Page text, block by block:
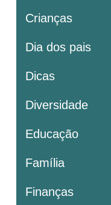
Crianças
Dia dos pais
Dicas
Diversidade
Educação
Família
Finanças